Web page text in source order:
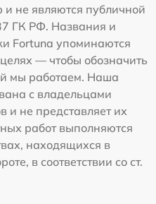
не являются публичной
ГК РФ. Названия и
Fortuna упоминаются
— чтобы обозначить
мы работаем. Наша
с владельцами
и не представляет их
работ выполняются
находящихся в
в соответствии со ст.